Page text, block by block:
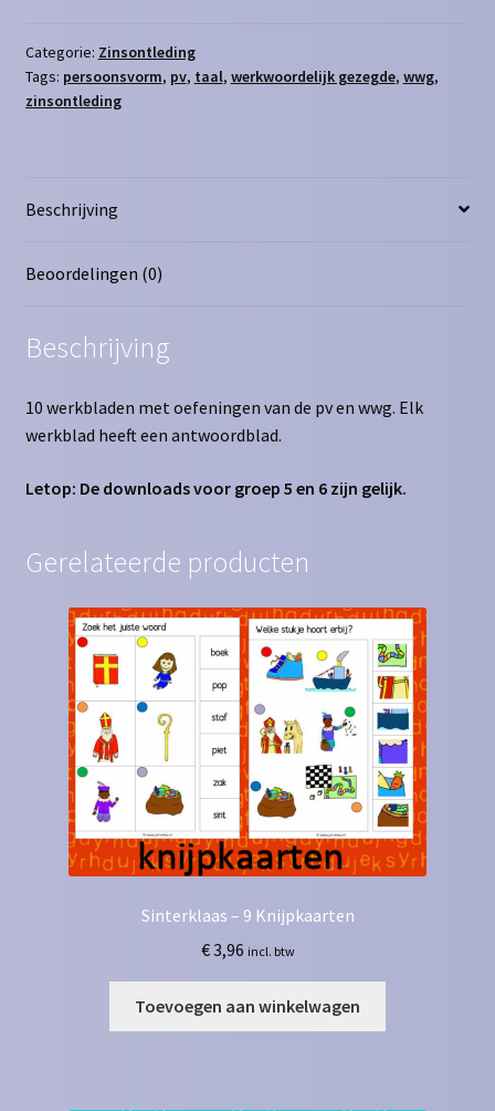
aantal
Categorie: Zinsontleding
Tags: persoonsvorm, pv, taal, werkwoordelijk gezegde, wwg,
zinsontleding
Beschrijving
Beoordelingen (0)
Beschrijving
10 werkbladen met oefeningen van de pv en wwg. Elk
werkblad heeft een antwoordblad.
Letop: De downloads voor groep 5 en 6 zijn gelijk.
Gerelateerde producten
Sinterklaas – 9 Knijpkaarten
€3,96 incl. btw
Toevoegen aan winkelwagen